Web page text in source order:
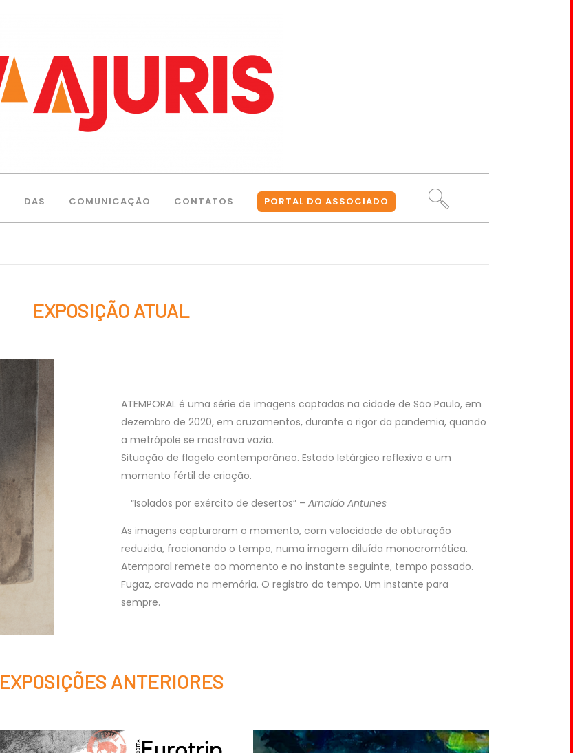
DAS COMUNICAÇÃO CONTATOS PORTAL DO ASSOCIADO
EXPOSIÇÃO ATUAL
ATEMPORAL é uma série de imagens captadas na cidade de São Paulo, em
dezembro de 2020, em cruzamentos, durante o rigor da pandemia, quando
a metrópole se mostrava vazia.
Situação de flagelo contemporâneo. Estado letárgico reflexivo e um
momento fértil de criação.
“Isolados por exército de desertos” – Arnaldo Antunes
As imagens capturaram o momento, com velocidade de obturação
reduzida, fracionando o tempo, numa imagem diluída monocromática.
Atemporal remete ao momento e no instante seguinte, tempo passado.
Fugaz, cravado na memória. O registro do tempo. Um instante para
sempre.
EXPOSIÇÕES ANTERIORES